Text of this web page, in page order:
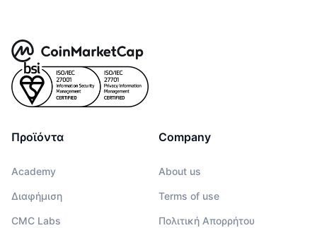
Προϊόντα
Academy
Διαφήμιση
CMC Labs
Company
About us
Terms of use
Πολιτική Απορρήτου